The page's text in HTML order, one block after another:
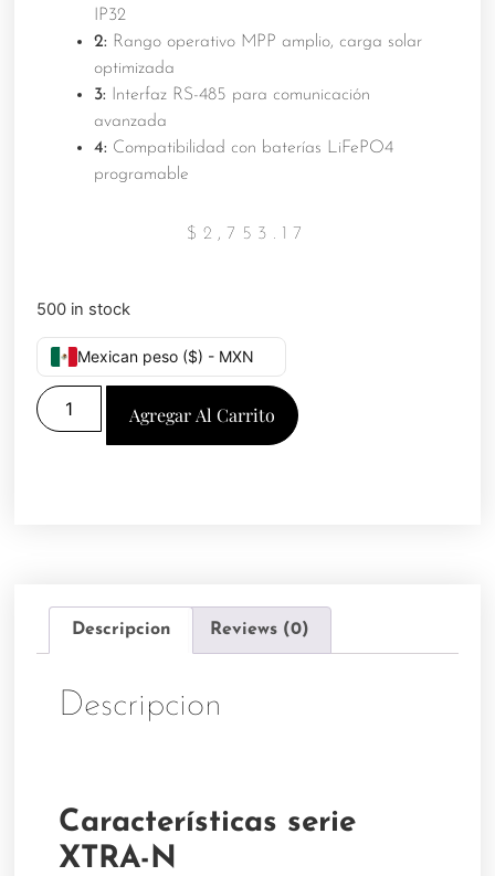
IP32
2: Rango operativo MPP amplio, carga solar
optimizada
3: Interfaz RS-485 para comunicación
avanzada
4: Compatibilidad con baterías LiFePO4
programable
$ 2,753.17
500 in stock
Mexican peso ($) - MXN
Agregar Al Carrito
Descripcion Reviews (0)
Descripcion
Características serie
XTRA-N